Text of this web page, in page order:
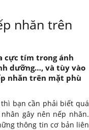
nhăn trên
cực tím trong ánh
dưỡng…, và tùy vào
nhăn trên mặt phù
bạn cần phải biết quá
gây nên nếp nhăn.
thông tin cơ bản liên